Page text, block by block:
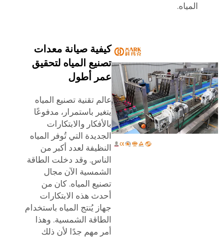
كيفية صيانة معدات
تصنيع المياه لتحقيق
عمر أطول
عالم تقنية تصنيع المياه
يتغير باستمرار، مدفوعًا
بالأفكار والابتكارات
الجديدة التي تُوفر المياه
النظيفة لعدد أكبر من
الناس. وقد دخلت الطاقة
الشمسية الآن مجال
تصنيع المياه. كان من
أحدث هذه الابتكارات
جهاز يُنتج المياه باستخدام
الطاقة الشمسية. وهذا
أمر مهم جدًا لأن ذلك